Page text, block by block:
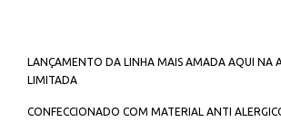
LANÇAMENTO DA LINHA MAIS AMADA AQUI NA
LIMITADA
CONFECCIONADO COM MATERIAL ANTI